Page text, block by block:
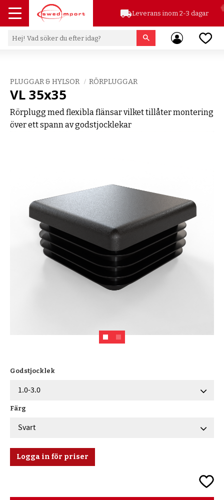
Meny
local_shippingLeverans inom 2-3 dagar
PLUGGAR & HYLSOR RÖRPLUGGAR
VL 35x35
Rörplugg med flexibla flänsar vilket tillåter montering
över ett spann av godstjocklekar
Godstjocklek
Färg
Logga in för priser
Lägg